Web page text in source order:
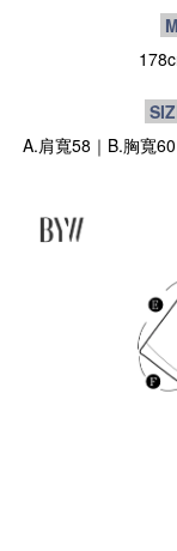
A.肩寬58｜B.胸寬